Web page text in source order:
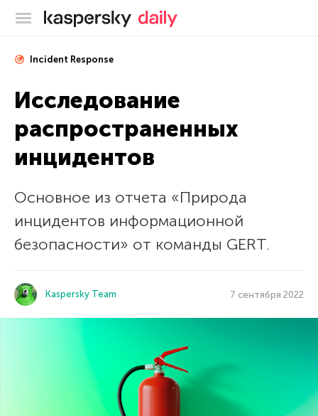
Блог Касперского
Incident Response
Исследование
распространенных
инцидентов
Основное из отчета «Природа
инцидентов информационной
безопасности» от команды GERT.
Kaspersky Team 7 сентября 2022